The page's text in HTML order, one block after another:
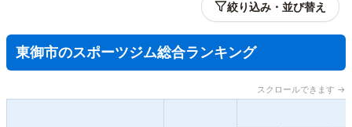
絞り込み・並び替え
東御市のスポーツジム総合ランキング
スクロールできます →